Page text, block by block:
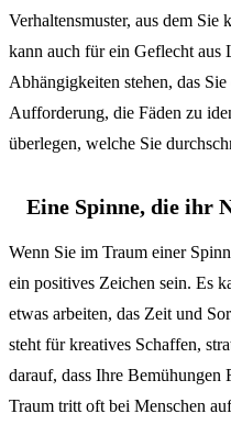
Verhaltensmuster, aus dem Sie
kann auch für ein Geflecht aus
Abhängigkeiten stehen, das
Aufforderung, die Fäden zu
überlegen, welche Sie
Eine Spinne, die ihr
Wenn Sie im Traum einer
ein positives Zeichen sein. Es
etwas arbeiten, das Zeit und
steht für kreatives Schaffen,
darauf, dass Ihre Bemühungen
Traum tritt oft bei Menschen